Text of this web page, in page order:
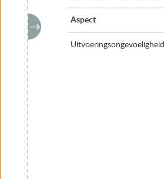
Aspect
Uitvoeringsongevoeligheid